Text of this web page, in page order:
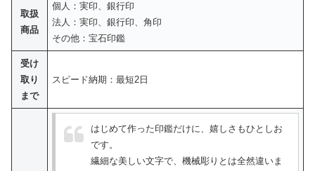
取扱
商品
個人：実印、銀行印
法人：実印、銀行印、角印
その他：宝石印鑑
受け
取り
まで
スピード納期：最短2日
はじめて作った印鑑だけに、嬉しさもひとしお
です。
繊細な美しい文字で、機械彫りとは全然違いま